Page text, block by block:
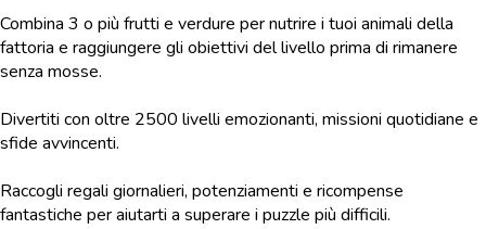
Combina 3 o più frutti e verdure per nutrire i tuoi animali della
fattoria e raggiungere gli obiettivi del livello prima di rimanere
senza mosse.
Divertiti con oltre 2500 livelli emozionanti, missioni quotidiane e
sfide avvincenti.
Raccogli regali giornalieri, potenziamenti e ricompense
fantastiche per aiutarti a superare i puzzle più difficili.